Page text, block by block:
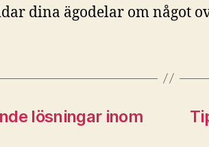
dina ägodelar om något
lösningar inom